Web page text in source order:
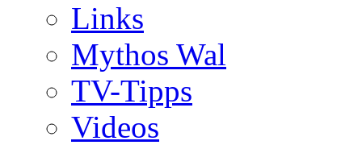
Links
Mythos Wal
TV-Tipps
Videos